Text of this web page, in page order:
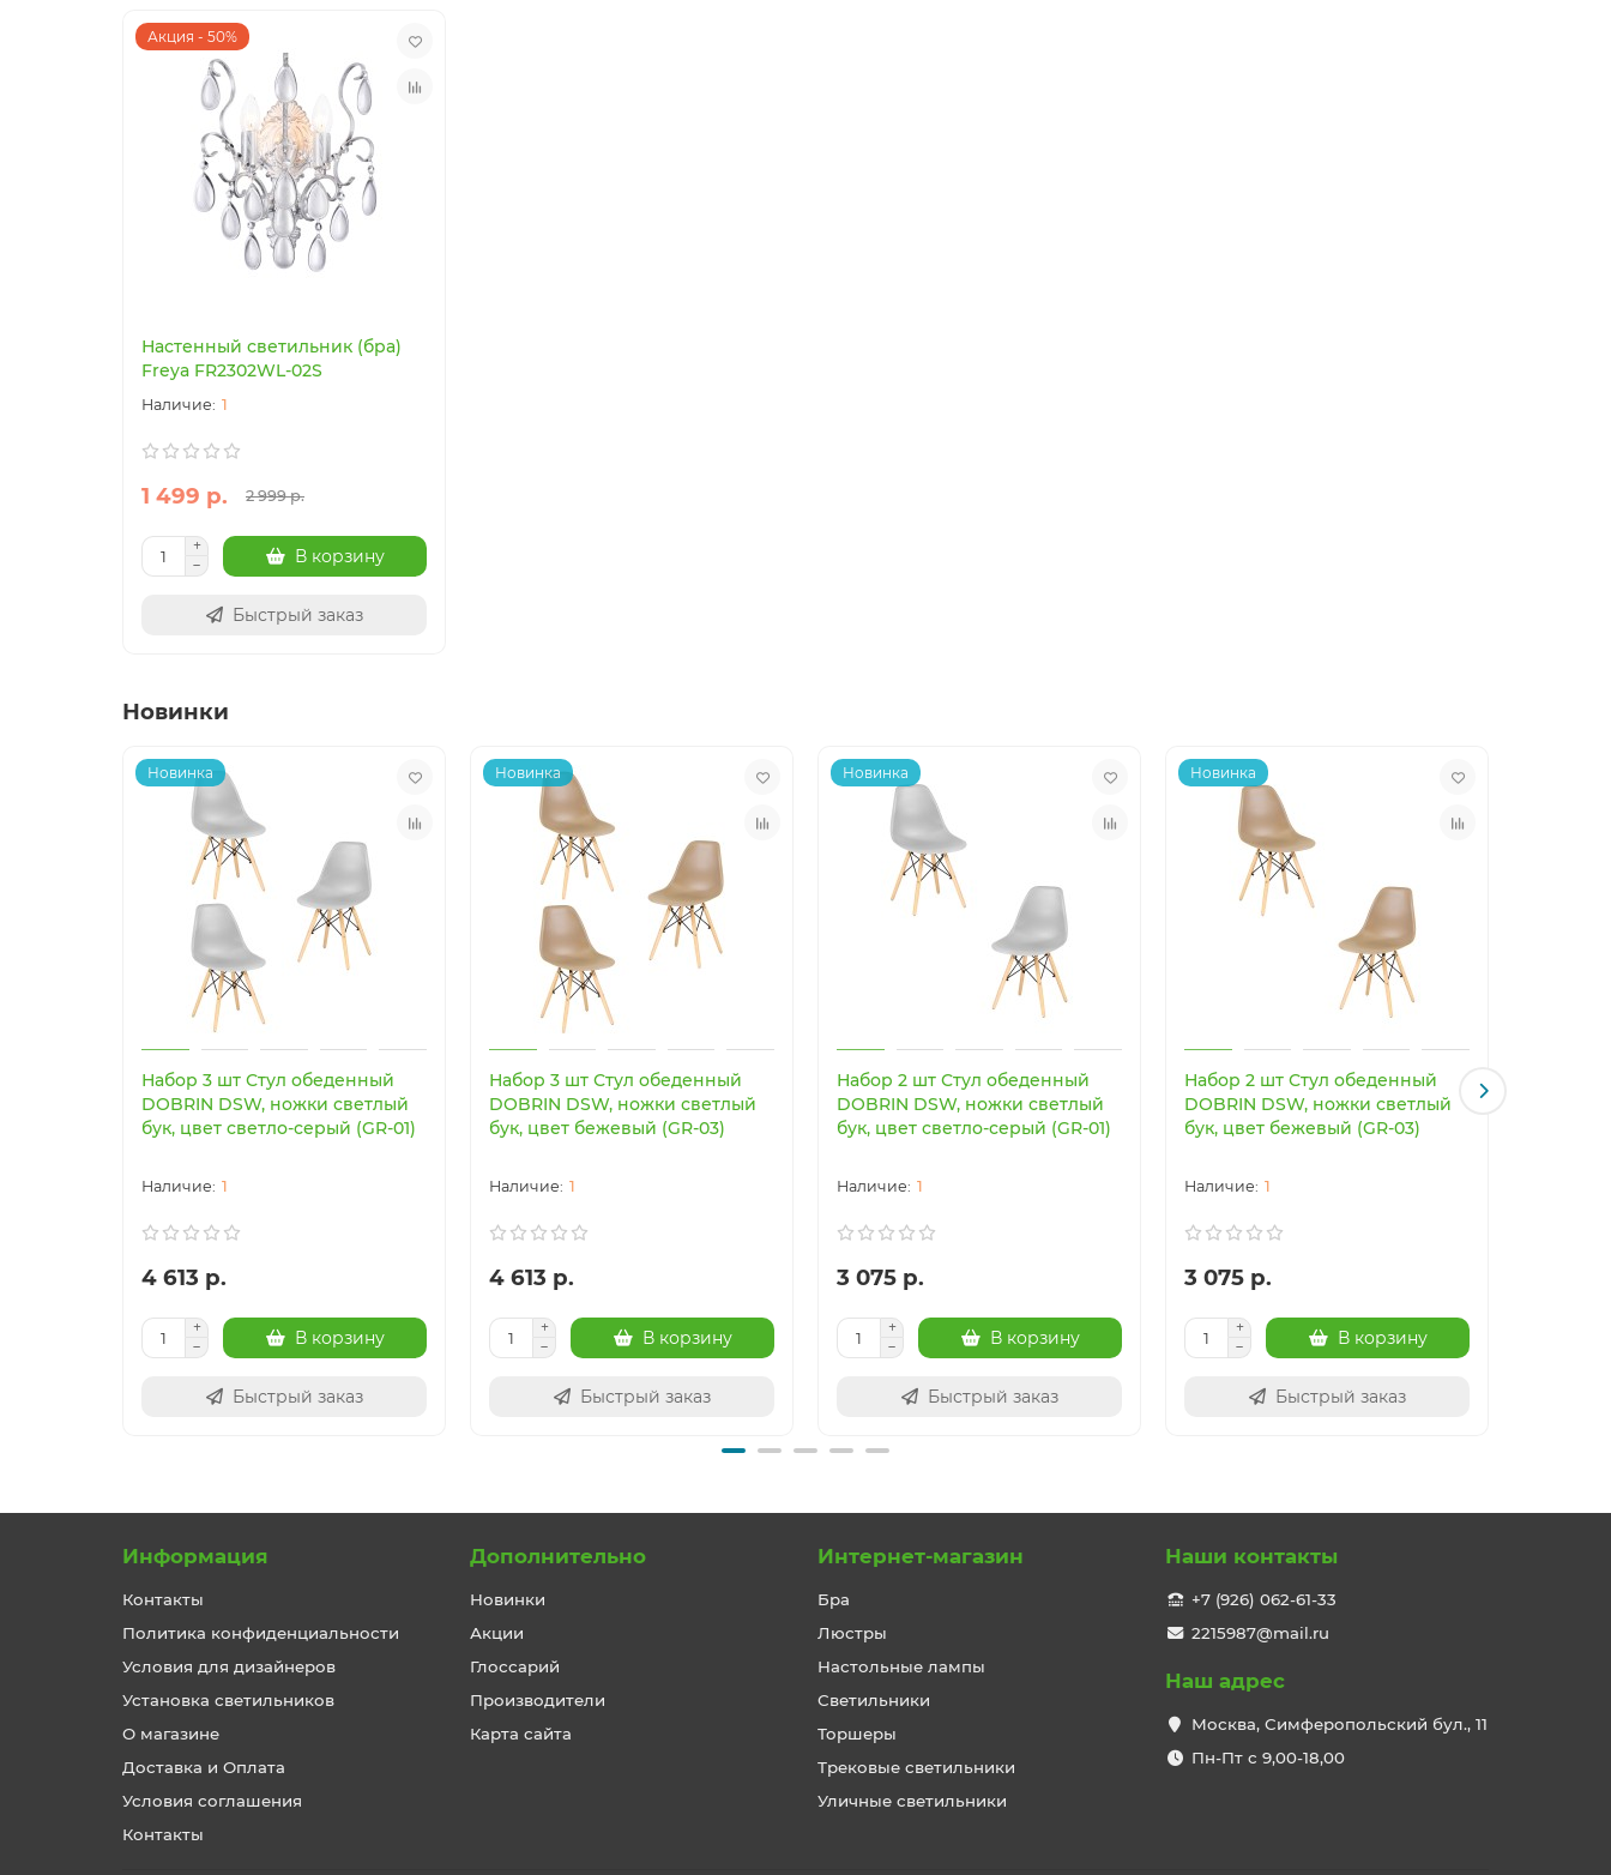
Акция - 50%
Настенный светильник (бра)
Freya FR2302WL-02S
1
1 499 р. 2 999 р.
В корзину
Быстрый заказ
Новинки
Новинка
Набор 3 шт Стул обеденный
DOBRIN DSW, ножки светлый
бук, цвет светло-серый (GR-01)
1
4 613 р.
В корзину
Быстрый заказ
Новинка
Набор 3 шт Стул обеденный
DOBRIN DSW, ножки светлый
бук, цвет бежевый (GR-03)
1
4 613 р.
В корзину
Быстрый заказ
Новинка
Набор 2 шт Стул обеденный
DOBRIN DSW, ножки светлый
бук, цвет светло-серый (GR-01)
1
3 075 р.
В корзину
Быстрый заказ
Новинка
Набор 2 шт Стул обеденный
DOBRIN DSW, ножки светлый
бук, цвет бежевый (GR-03)
1
3 075 р.
В корзину
Быстрый заказ
Информация
Контакты
Политика конфиденциальности
Условия для дизайнеров
Установка светильников
О магазине
Доставка и Оплата
Условия соглашения
Контакты
Дополнительно
Новинки
Акции
Глоссарий
Производители
Карта сайта
Интернет-магазин
Бра
Люстры
Настольные лампы
Светильники
Торшеры
Трековые светильники
Уличные светильники
Наши контакты
+7 (926) 062-61-33
2215987@mail.ru
Наш адрес
Москва, Симферопольский бул., 11
Пн-Пт с 9,00-18,00